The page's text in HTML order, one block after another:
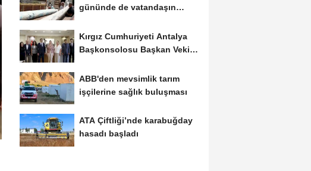
gününde de vatandaşın
Kırgız Cumhuriyeti Antalya
Başkonsolosu Başkan Vekili
ABB'den mevsimlik tarım
işçilerine sağlık buluşması
ATA Çiftliği’nde karabuğday
hasadı başladı